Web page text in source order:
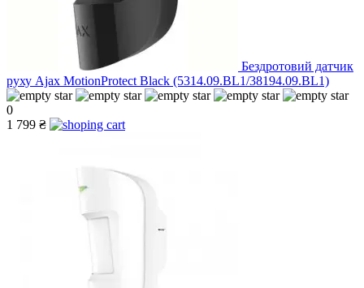
Бездротовий датчик
руху Ajax MotionProtect Black (5314.09.BL1/38194.09.BL1)
0
1 799 ₴